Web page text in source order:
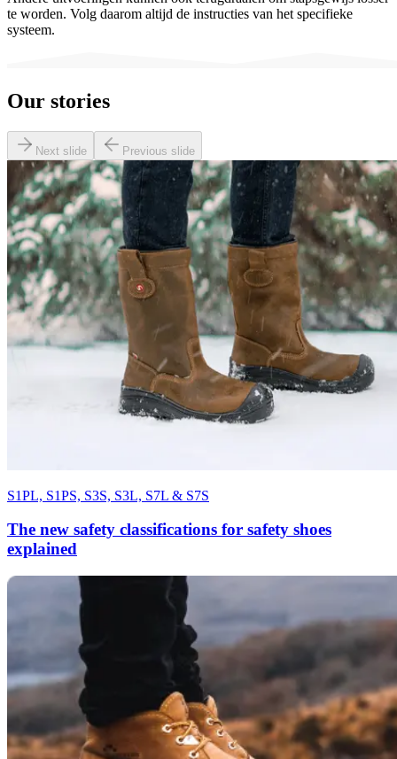
te worden. Volg daarom altijd de instructies van het specifieke
systeem.
Our stories
Next slide Previous slide
S1PL, S1PS, S3S, S3L, S7L & S7S
The new safety classifications for safety shoes
explained